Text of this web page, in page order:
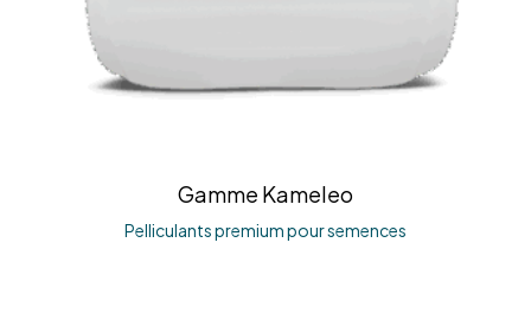
Gamme Kameleo
Pelliculants premium pour semences